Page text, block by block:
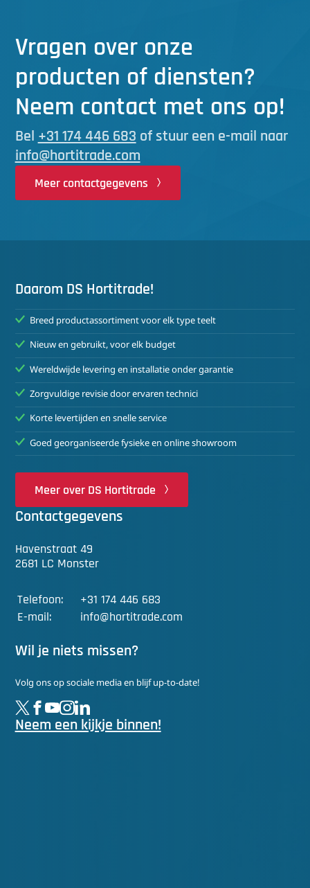
Vragen over onze
producten of diensten?
Neem contact met ons op!
Bel +31 174 446 683 of stuur een e-mail naar
info@hortitrade.com
Meer contactgegevens
Daarom DS Hortitrade!
Breed productassortiment voor elk type teelt
Nieuw en gebruikt, voor elk budget
Wereldwijde levering en installatie onder garantie
Zorgvuldige revisie door ervaren technici
Korte levertijden en snelle service
Goed georganiseerde fysieke en online showroom
Meer over DS Hortitrade
Contactgegevens
Havenstraat 49
2681 LC Monster
Telefoon:
+31 174 446 683
E-mail:
info@hortitrade.com
Wil je niets missen?
Volg ons op sociale media en blijf up-to-date!
Neem een kijkje binnen!